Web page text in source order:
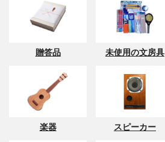
贈答品 未使用の文房具
楽器 スピーカー